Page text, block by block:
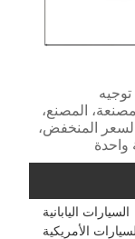
26321 معدات توجيه
المصنع،
المنخفض،
واحدة
السيارات اليابانية
الأمريكية